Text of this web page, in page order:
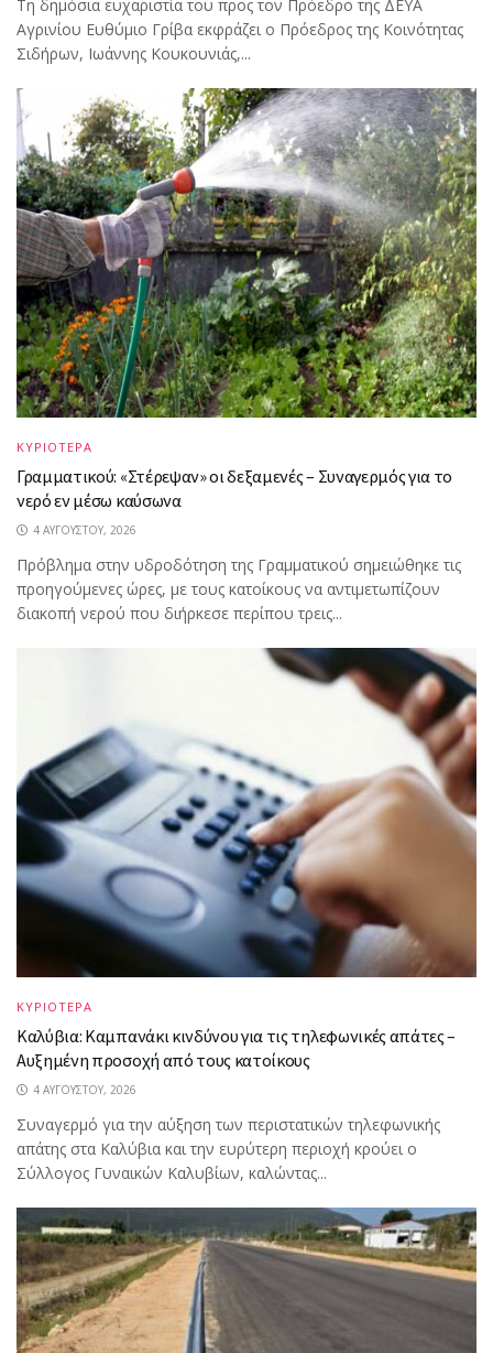
Τη δημόσια ευχαριστία του προς τον Πρόεδρο της ΔΕΥΑ
Αγρινίου Ευθύμιο Γρίβα εκφράζει ο Πρόεδρος της Κοινότητας
Σιδήρων, Ιωάννης Κουκουνιάς,...
ΚΥΡΙΟΤΕΡΑ
Γραμματικού: «Στέρεψαν» οι δεξαμενές – Συναγερμός για το
νερό εν μέσω καύσωνα
4 ΑΥΓΟΎΣΤΟΥ, 2026
Πρόβλημα στην υδροδότηση της Γραμματικού σημειώθηκε τις
προηγούμενες ώρες, με τους κατοίκους να αντιμετωπίζουν
διακοπή νερού που διήρκεσε περίπου τρεις...
ΚΥΡΙΟΤΕΡΑ
Καλύβια: Καμπανάκι κινδύνου για τις τηλεφωνικές απάτες –
Αυξημένη προσοχή από τους κατοίκους
4 ΑΥΓΟΎΣΤΟΥ, 2026
Συναγερμό για την αύξηση των περιστατικών τηλεφωνικής
απάτης στα Καλύβια και την ευρύτερη περιοχή κρούει ο
Σύλλογος Γυναικών Καλυβίων, καλώντας...